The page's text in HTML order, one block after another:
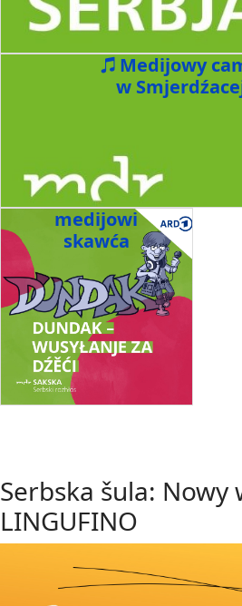
Medijowy
w
medijowi
skawća
Serbska šula:
LINGUFINO